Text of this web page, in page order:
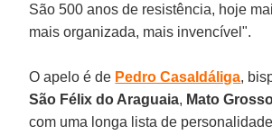
São 500 anos de resistência, hoje
mais organizada, mais invencível".
O apelo é de Pedro Casaldáliga,
São Félix do Araguaia, Mato
com uma longa lista de